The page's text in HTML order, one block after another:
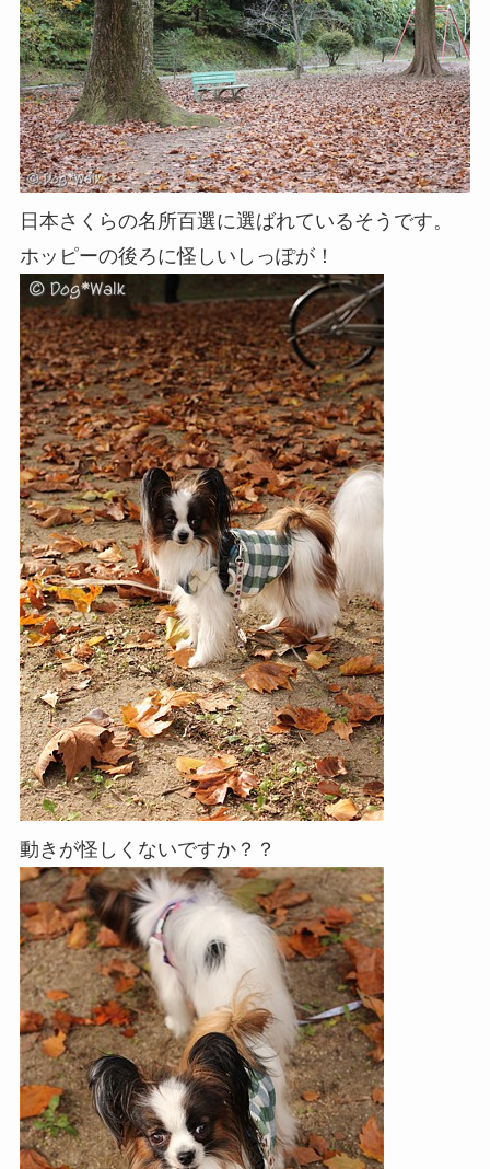
日本さくらの名所百選に選ばれているそうです。
ホッピーの後ろに怪しいしっぽが！
動きが怪しくないですか？？